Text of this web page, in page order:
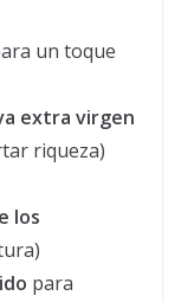
un toque
extra virgen
riqueza)
los
para